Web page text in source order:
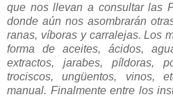
que nos llevan a consultar las
donde aún nos asombrarán
ranas, víboras y carralejas. Los
forma de aceites, ácidos,
extractos, jarabes, píldoras,
trociscos, ungüentos, vinos,
manual. Finalmente entre los